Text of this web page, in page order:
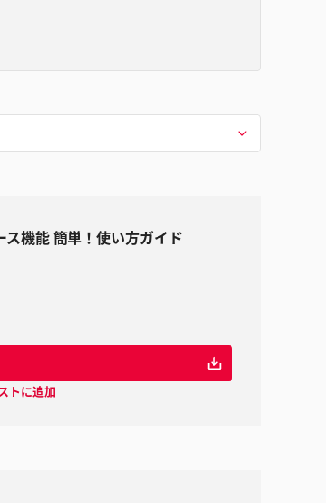
ス機能 簡単！使い方ガイド
トに追加